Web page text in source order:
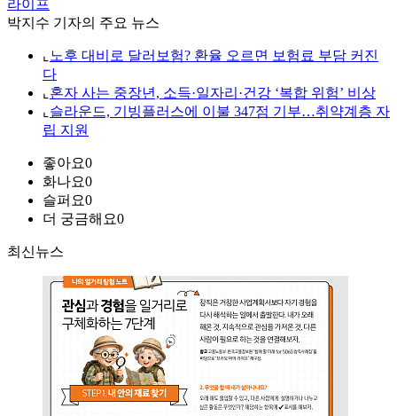
라이프
박지수 기자의 주요 뉴스
⌞ 노후 대비로 달러보험? 환율 오르면 보험료 부담 커진
다
⌞ 혼자 사는 중장년, 소득·일자리·건강 ‘복합 위험’ 비상
⌞ 슬라운드, 기빙플러스에 이불 347점 기부…취약계층 자
립 지원
좋아요0
화나요0
슬퍼요0
더 궁금해요0
최신뉴스